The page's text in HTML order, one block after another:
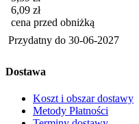
6,09 zł
cena przed obniżką
Przydatny do 30-06-2027
Dostawa
Koszt i obszar dostawy
Metody Płatności